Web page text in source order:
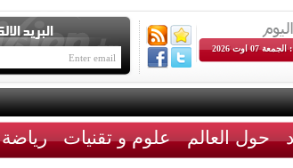
07 اوت 2026
حول العالم علوم و تقنيات رياضة